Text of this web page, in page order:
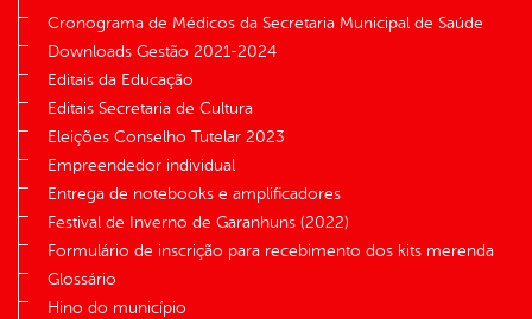
Cronograma de Médicos da Secretaria Municipal de Saúde
Downloads Gestão 2021-2024
Editais da Educação
Editais Secretaria de Cultura
Eleições Conselho Tutelar 2023
Empreendedor individual
Entrega de notebooks e amplificadores
Festival de Inverno de Garanhuns (2022)
Formulário de inscrição para recebimento dos kits merenda
Glossário
Hino do município